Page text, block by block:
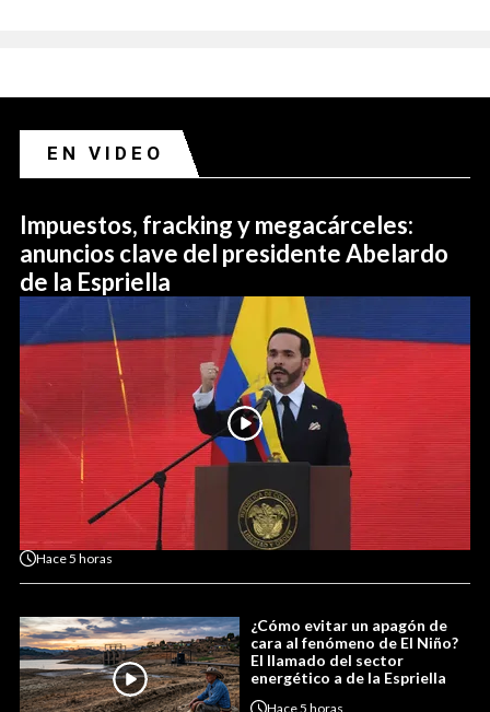
EN VIDEO
Impuestos, fracking y megacárceles:
anuncios clave del presidente Abelardo
de la Espriella
Hace5 horas
¿Cómo evitar un apagón de
cara al fenómeno de El Niño?
El llamado del sector
energético a de la Espriella
Hace5 horas